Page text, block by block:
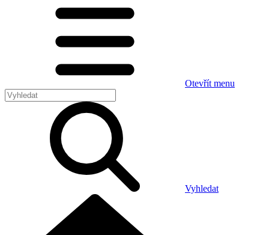
Otevřít menu
Vyhledat